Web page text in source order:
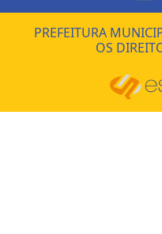
PREFEITURA
OS